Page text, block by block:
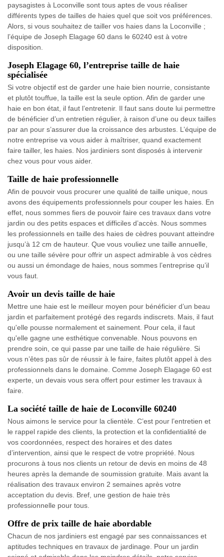
paysagistes à Loconville sont tous aptes de vous réaliser
différents types de tailles de haies quel que soit vos préférences.
Alors, si vous souhaitez de tailler vos haies dans la Loconville ;
l’équipe de Joseph Elagage 60 dans le 60240 est à votre
disposition.
Joseph Elagage 60, l’entreprise taille de haie
spécialisée
Si votre objectif est de garder une haie bien nourrie, consistante
et plutôt touffue, la taille est la seule option. Afin de garder une
haie en bon état, il faut l’entretenir. Il faut sans doute lui permettre
de bénéficier d’un entretien régulier, à raison d’une ou deux tailles
par an pour s’assurer due la croissance des arbustes. L’équipe de
notre entreprise va vous aider à maîtriser, quand exactement
faire tailler, les haies. Nos jardiniers sont disposés à intervenir
chez vous pour vous aider.
Taille de haie professionnelle
Afin de pouvoir vous procurer une qualité de taille unique, nous
avons des équipements professionnels pour couper les haies. En
effet, nous sommes fiers de pouvoir faire ces travaux dans votre
jardin ou des petits espaces et difficiles d’accès. Nous sommes
les professionnels en taille des haies de cèdres pouvant atteindre
jusqu’à 12 cm de hauteur. Que vous vouliez une taille annuelle,
ou une taille sévère pour offrir un aspect admirable à vos cèdres
ou aussi un émondage de haies, nous sommes l’entreprise qu’il
vous faut.
Avoir un devis taille de haie
Mettre une haie est le meilleur moyen pour bénéficier d’un beau
jardin et parfaitement protégé des regards indiscrets. Mais, il faut
qu'elle pousse normalement et sainement. Pour cela, il faut
qu'elle gagne une esthétique convenable. Nous pouvons en
prendre soin, ce qui passe par une taille de haie régulière. Si
vous n’êtes pas sûr de réussir à le faire, faites plutôt appel à des
professionnels dans le domaine. Comme Joseph Elagage 60 est
experte, un devais vous sera offert pour estimer les travaux à
faire.
La société taille de haie de Loconville 60240
Nous aimons le service pour la clientèle. C’est pour l’entretien et
le rappel rapide des clients, la protection et la confidentialité de
vos coordonnées, respect des horaires et des dates
d’intervention, ainsi que le respect de votre propriété. Nous
procurons à tous nos clients un retour de devis en moins de 48
heures après la demande de soumission gratuite. Mais avant la
réalisation des travaux environ 2 semaines après votre
acceptation du devis. Bref, une gestion de haie très
professionnelle pour tous.
Offre de prix taille de haie abordable
Chacun de nos jardiniers est engagé par ses connaissances et
aptitudes techniques en travaux de jardinage. Pour un jardin